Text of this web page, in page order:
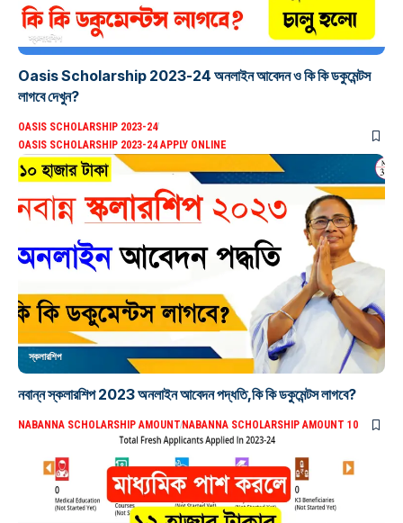
স্কলারশিপ
Oasis Scholarship 2023-24 অনলাইন আবেদন ও কি কি ডকুমেন্টস
লাগবে দেখুন?
OASIS SCHOLARSHIP 2023-24
OASIS SCHOLARSHIP 2023-24 APPLY ONLINE
স্কলারশিপ
নবান্ন স্কলারশিপ 2023 অনলাইন আবেদন পদ্ধতি,কি কি ডকুমেন্টস লাগবে?
NABANNA SCHOLARSHIP AMOUNTNABANNA SCHOLARSHIP AMOUNT 10